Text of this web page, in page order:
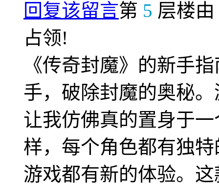
回复该留言第 5 层楼由
占领!
《传奇封魔》的新手
手，破除封魔的奥秘
让我仿佛真的置身于
样，每个角色都有独
游戏都有新的体验。